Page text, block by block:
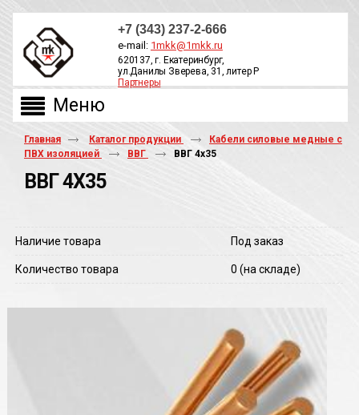
+7 (343) 237-2-666
e-mail: 1mkk@1mkk.ru
620137, г. Екатеринбург,
ул.Данилы Зверева, 31, литер Р
Партнеры
Главная Каталог продукции
Кабели силовые медные с
ПВХ изоляцией
ВВГ ВВГ 4х35
ВВГ 4Х35
Наличие товара Под заказ
Количество товара 0(на складе)